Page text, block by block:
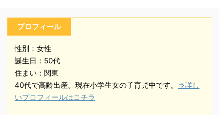
プロフィール
性別：女性
誕生日：50代
住まい：関東
40代で高齢出産。現在小学生女の子育児中です。 ⇒詳し
いプロフィールはコチラ